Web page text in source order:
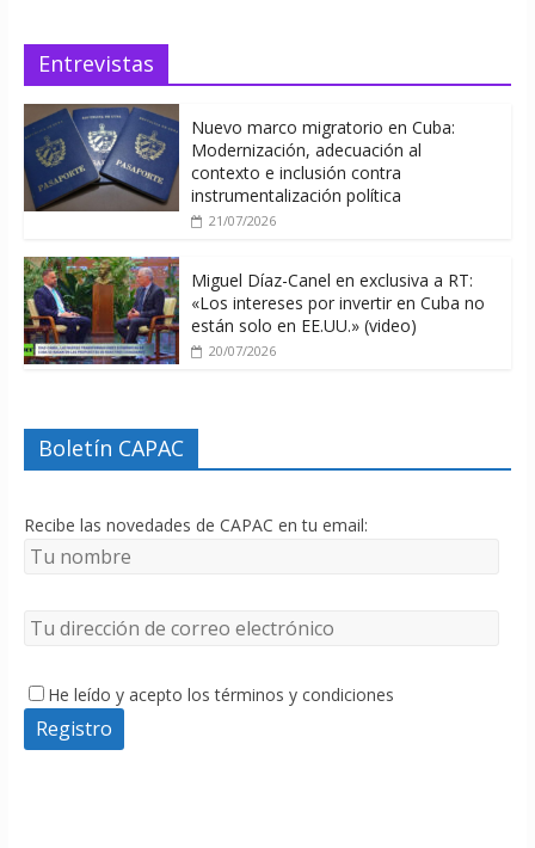
Entrevistas
Nuevo marco migratorio en Cuba:
Modernización, adecuación al
contexto e inclusión contra
instrumentalización política
21/07/2026
Miguel Díaz-Canel en exclusiva a RT:
«Los intereses por invertir en Cuba no
están solo en EE.UU.» (video)
20/07/2026
Boletín CAPAC
Recibe las novedades de CAPAC en tu email:
He leído y acepto los términos y condiciones